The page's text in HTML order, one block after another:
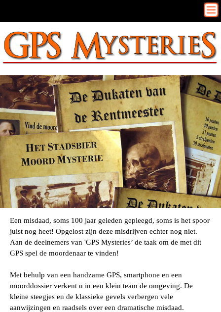
Een misdaad, soms 100 jaar geleden gepleegd, soms is het spoor
juist nog heet! Opgelost zijn deze misdrijven echter nog niet.
Aan de deelnemers van 'GPS Mysteries’ de taak om de met dit
GPS spel de moordenaar te vinden!
Met behulp van een handzame GPS, smartphone en een
moorddossier verkent u in een klein team de omgeving. De
kleine steegjes en de klassieke gevels verbergen vele
aanwijzingen en raadsels over een dramatische misdaad.